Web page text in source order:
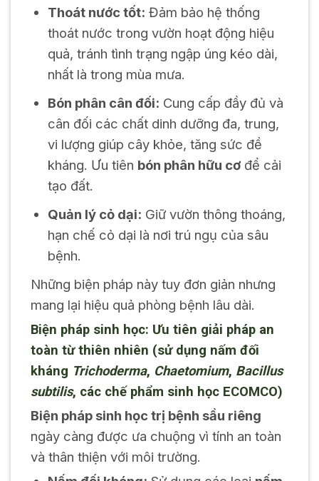
Thoát nước tốt: Đảm bảo hệ thống
thoát nước trong vườn hoạt động hiệu
quả, tránh tình trạng ngập úng kéo dài,
nhất là trong mùa mưa.
Bón phân cân đối: Cung cấp đầy đủ và
cân đối các chất dinh dưỡng đa, trung,
vi lượng giúp cây khỏe, tăng sức đề
kháng. Ưu tiên bón phân hữu cơđể cải
tạo đất.
Quản lý cỏ dại: Giữ vườn thông thoáng,
hạn chế cỏ dại là nơi trú ngụ của sâu
bệnh.
Những biện pháp này tuy đơn giản nhưng
mang lại hiệu quả phòng bệnh lâu dài.
Biện pháp sinh học: Ưu tiên giải pháp an
toàn từ thiên nhiên (sử dụng nấm đối
kháng Trichoderma, Chaetomium, Bacillus
subtilis, các chế phẩm sinh học ECOMCO)
Biện pháp sinh học trị bệnh sầu riêng
ngày càng được ưa chuộng vì tính an toàn
và thân thiện với môi trường.